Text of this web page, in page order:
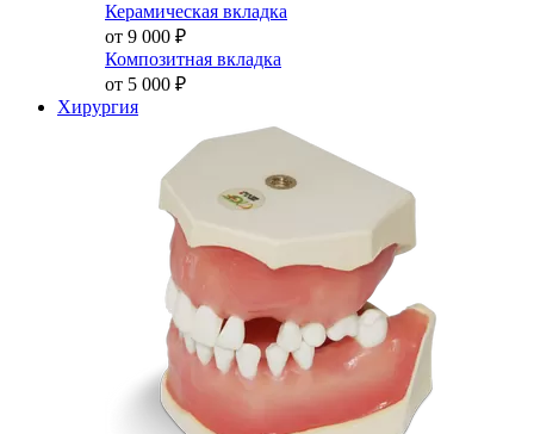
Керамическая вкладка
от 9 000 ₽
Композитная вкладка
от 5 000 ₽
Хирургия